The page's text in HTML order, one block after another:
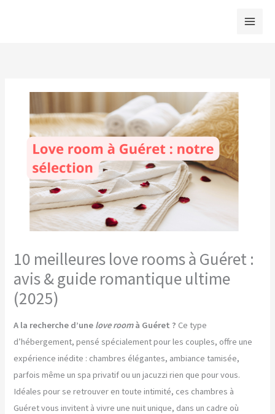
10 meilleures love rooms à Guéret :
avis & guide romantique ultime
(2025)
A la recherche d’une love roomà Guéret ? Ce type
d’hébergement, pensé spécialement pour les couples, offre une
expérience inédite : chambres élégantes, ambiance tamisée,
parfois même un spa privatif ou un jacuzzi rien que pour vous.
Idéales pour se retrouver en toute intimité, ces chambres à
Guéret vous invitent à vivre une nuit unique, dans un cadre où